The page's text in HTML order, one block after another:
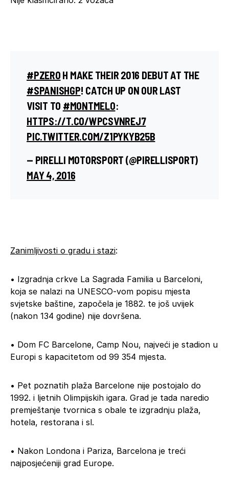
#PZERO H MAKE THEIR 2016 DEBUT AT THE
#SPANISHGP! CATCH UP ON OUR LAST
VISIT TO #MONTMELO:
HTTPS://T.CO/WPCSVNREJ7
PIC.TWITTER.COM/Z1PYKYB25B
— PIRELLI MOTORSPORT (@PIRELLISPORT)
MAY 4, 2016
Zanimljivosti o gradu i stazi:
• Izgradnja crkve La Sagrada Familia u Barceloni,
koja se nalazi na UNESCO-vom popisu mjesta
svjetske baštine, započela je 1882. te još uvijek
(nakon 134 godine) nije dovršena.
• Dom FC Barcelone, Camp Nou, najveći je stadion u
Europi s kapacitetom od 99 354 mjesta.
• Pet poznatih plaža Barcelone nije postojalo do
1992. i ljetnih Olimpijskih igara. Grad je tada naredio
premještanje tvornica s obale te izgradnju plaža,
hotela, restorana i sl.
• Nakon Londona i Pariza, Barcelona je treći
najposjećeniji grad Europe.